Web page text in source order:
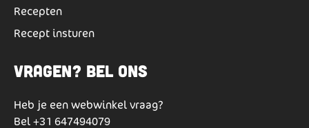
Recepten
Recept insturen
Vragen? Bel ons
Heb je een webwinkel vraag?
Bel+31 647494079